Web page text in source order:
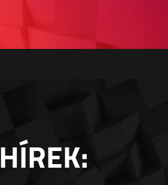
HÍREK: